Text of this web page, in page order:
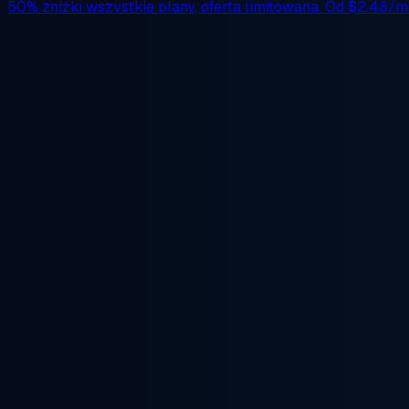
50% zniżki wszystkie plany, oferta limitowana. Od $2.48/